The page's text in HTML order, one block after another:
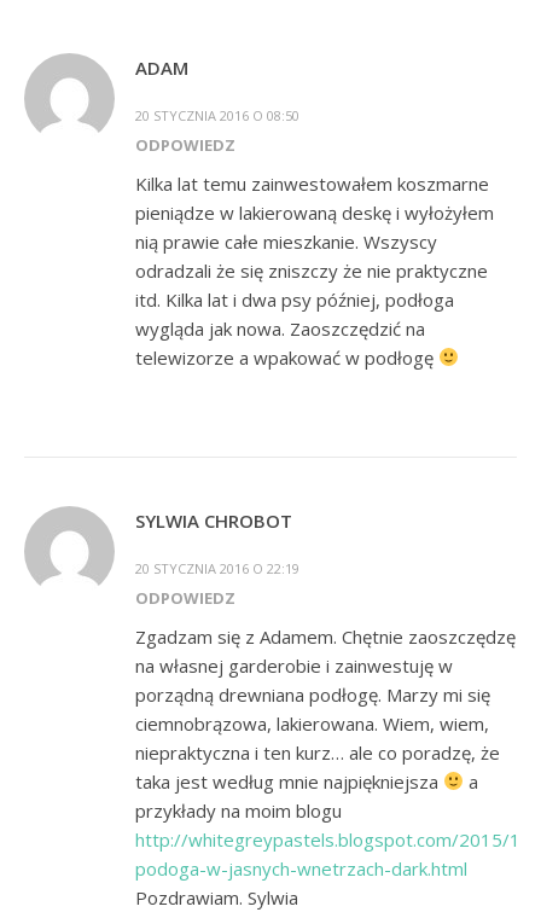
ADAM
20 STYCZNIA 2016 O 08:50
ODPOWIEDZ
Kilka lat temu zainwestowałem koszmarne
pieniądze w lakierowaną deskę i wyłożyłem
nią prawie całe mieszkanie. Wszyscy
odradzali że się zniszczy że nie praktyczne
itd. Kilka lat i dwa psy później, podłoga
wygląda jak nowa. Zaoszczędzić na
telewizorze a wpakować w podłogę
SYLWIA CHROBOT
20 STYCZNIA 2016 O 22:19
ODPOWIEDZ
Zgadzam się z Adamem. Chętnie zaoszczędzę
na własnej garderobie i zainwestuję w
porządną drewniana podłogę. Marzy mi się
ciemnobrązowa, lakierowana. Wiem, wiem,
niepraktyczna i ten kurz… ale co poradzę, że
taka jest według mnie najpiękniejsza
a
przykłady na moim blogu
http://whitegreypastels.blogspot.com/2015/10/
podoga-w-jasnych-wnetrzach-dark.html
Pozdrawiam. Sylwia